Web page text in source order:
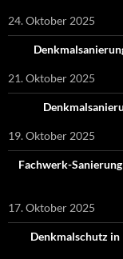
24. Oktober 2025
21. Oktober 2025
19. Oktober 2025
Fachwerk-
17. Oktober 2025
Denkmalschutz in